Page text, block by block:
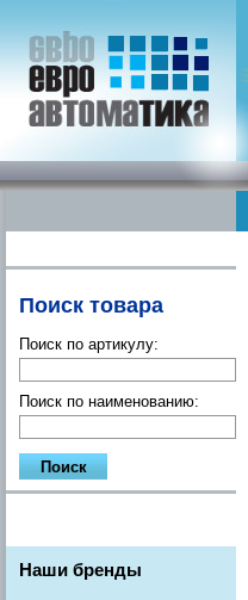
Поиск товара
Поиск по артикулу:
Поиск по наименованию:
Наши бренды